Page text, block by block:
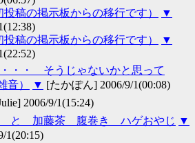
投稿の掲示板からの移行です）
▼
投稿の掲示板からの移行です）
▼
・・ そうじゃないかと思って
）
▼ [たかぽん] 2006/9/1(00:08)
2006/9/1(15:24)
と 加藤茶 腹巻き ハゲおやじ ▼
1(20:15)